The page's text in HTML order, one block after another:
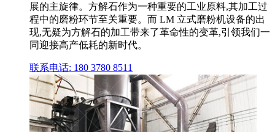
展的主旋律。方解石作为一种重要的工业原料,其加工过
程中的磨粉环节至关重要。而 LM 立式磨粉机设备的出
现,无疑为方解石的加工带来了革命性的变革,引领我们一
同迎接高产低耗的新时代。
联系电话: 180 3780 8511